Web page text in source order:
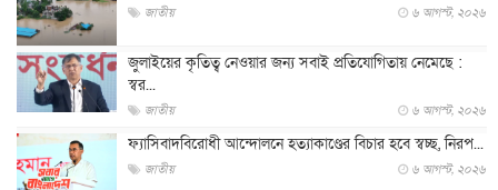
জাতীয় ৬ আগস্ট, ২০২৬
জুলাইয়ের কৃতিত্ব নেওয়ার জন্য সবাই প্রতিযোগিতায় নেমেছে :
স্বর...
জাতীয় ৬ আগস্ট, ২০২৬
ফ্যাসিবাদবিরোধী আন্দোলনে হত্যাকাণ্ডের বিচার হবে স্বচ্ছ, নিরপ...
জাতীয় ৬ আগস্ট, ২০২৬